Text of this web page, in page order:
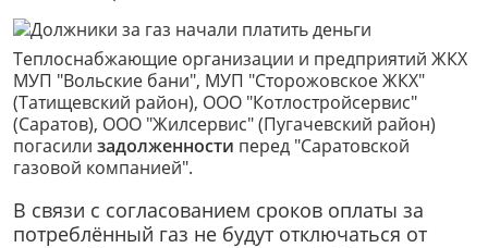
Теплоснабжающие организации и предприятий ЖКХ
МУП "Вольские бани", МУП "Сторожовское ЖКХ"
(Татищевский район), ООО "Котлостройсервис"
(Саратов), ООО "Жилсервис" (Пугачевский район)
погасили задолженности перед "Саратовской
газовой компанией".
В связи с согласованием сроков оплаты за
потреблённый газ не будут отключаться от